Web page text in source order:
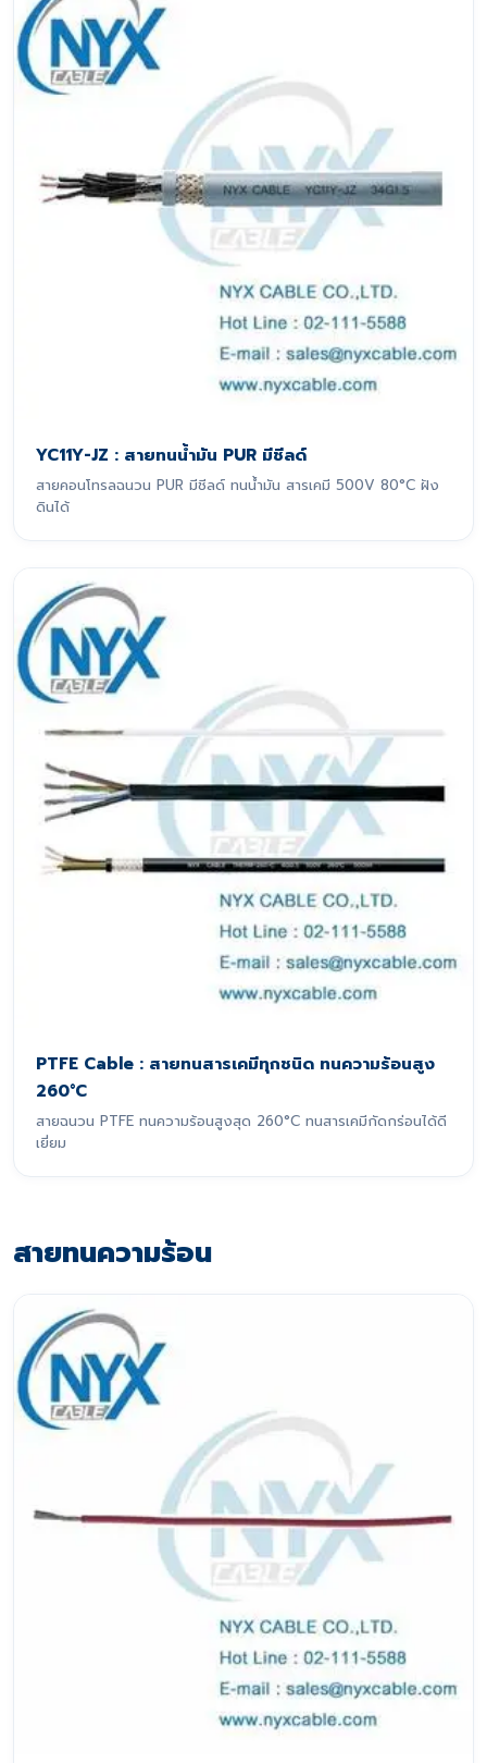
YC11Y-JZ : สายทนน้ำมัน PUR มีชีลด์
สายคอนโทรลฉนวน PUR มีชีลด์ ทนน้ำมัน สารเคมี 500V 80°C ฝัง
ดินได้
PTFE Cable : สายทนสารเคมีทุกชนิด ทนความร้อนสูง
260°C
สายฉนวน PTFE ทนความร้อนสูงสุด 260°C ทนสารเคมีกัดกร่อนได้ดี
เยี่ยม
สายทนความร้อน